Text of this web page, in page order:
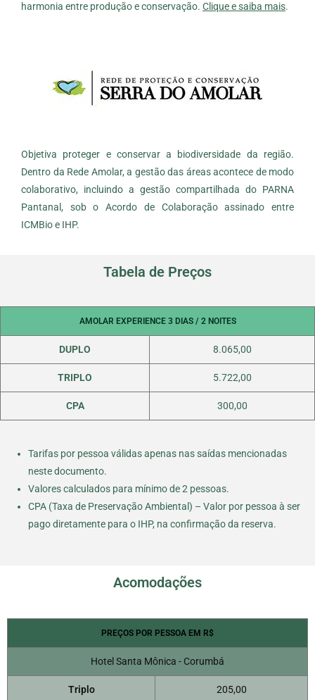
harmonia entre produção e conservação. Clique e saiba mais.
Objetiva proteger e conservar a biodiversidade da região.
Dentro da Rede Amolar, a gestão das áreas acontece de modo
colaborativo, incluindo a gestão compartilhada do PARNA
Pantanal, sob o Acordo de Colaboração assinado entre
ICMBio e IHP.
Tabela de Preços
AMOLAR EXPERIENCE 3 DIAS / 2 NOITES
DUPLO 8.065,00
TRIPLO 5.722,00
CPA 300,00
Tarifas por pessoa válidas apenas nas saídas mencionadas
neste documento.
Valores calculados para mínimo de 2 pessoas.
CPA (Taxa de Preservação Ambiental) – Valor por pessoa à ser
pago diretamente para o IHP, na confirmação da reserva.
Acomodações
PREÇOS POR PESSOA EM R$
Hotel Santa Mônica - Corumbá
Triplo 205,00